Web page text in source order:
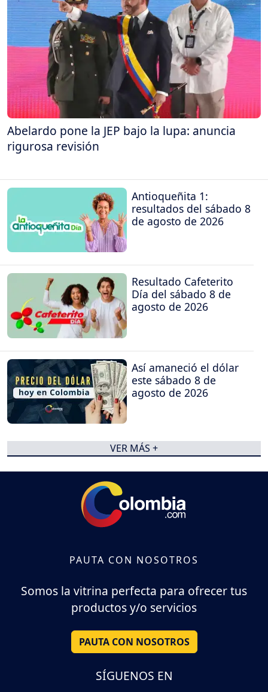
Abelardo pone la JEP bajo la lupa: anuncia
rigurosa revisión
Antioqueñita 1:
resultados del sábado 8
de agosto de 2026
Resultado Cafeterito
Día del sábado 8 de
agosto de 2026
Así amaneció el dólar
este sábado 8 de
agosto de 2026
VER MÁS +
PAUTA CON NOSOTROS
Somos la vitrina perfecta para ofrecer tus
productos y/o servicios
PAUTA CON NOSOTROS
SÍGUENOS EN